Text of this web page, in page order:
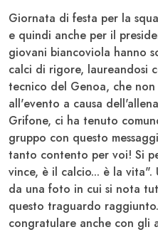
Giornata di festa per la
e quindi anche per il
giovani biancoviola hanno
calci di rigore, laureandosi
tecnico del Genoa, che
all'evento a causa
Grifone, ci ha tenuto
gruppo con questo
tanto contento per voi! Si
vince, è il calcio... è la vita".
da una foto in cui si nota
questo traguardo
congratulare anche con gli